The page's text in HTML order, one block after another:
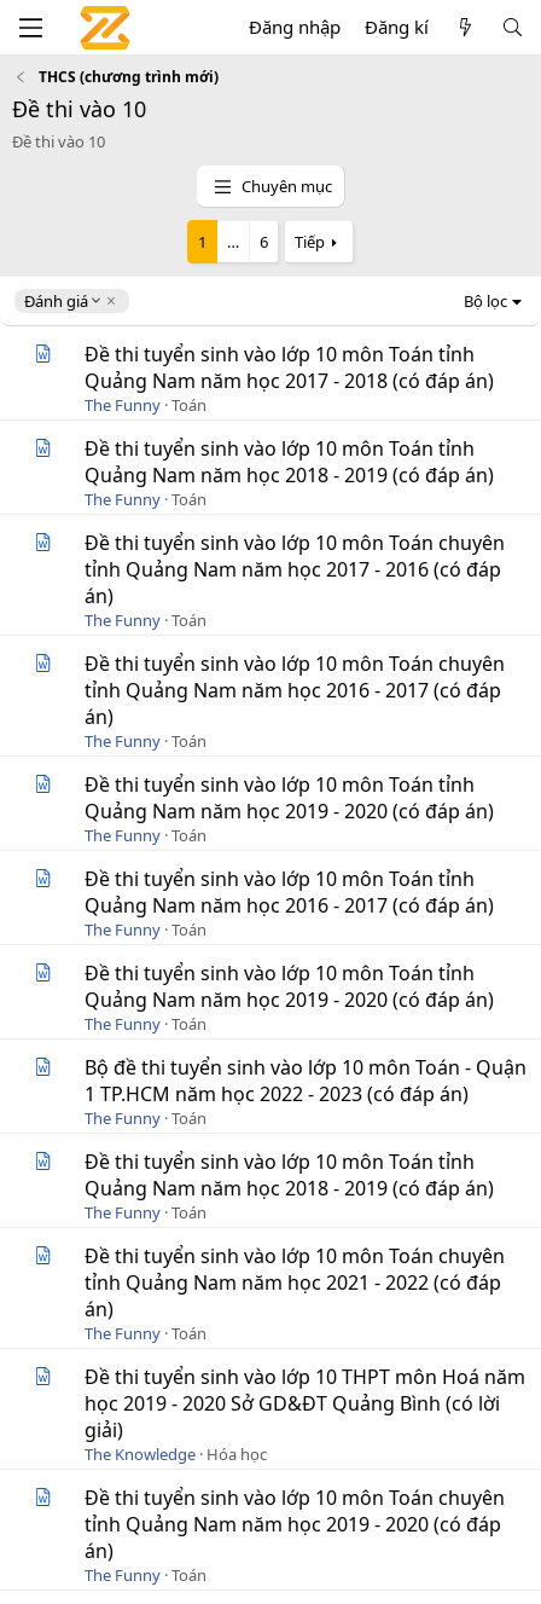
Đăng nhập Đăng kí
THCS (chương trình mới)
Đề thi vào 10
Đề thi vào 10
Chuyên mục
1 … 6 Tiếp
Đánh giá
D
e
Bộ lọc
Đề thi tuyển sinh vào lớp 10 môn Toán tỉnh
Quảng Nam năm học 2017 - 2018 (có đáp án)
The Funny Toán
Đề thi tuyển sinh vào lớp 10 môn Toán tỉnh
Quảng Nam năm học 2018 - 2019 (có đáp án)
The Funny Toán
Đề thi tuyển sinh vào lớp 10 môn Toán chuyên
tỉnh Quảng Nam năm học 2017 - 2016 (có đáp
án)
The Funny Toán
Đề thi tuyển sinh vào lớp 10 môn Toán chuyên
tỉnh Quảng Nam năm học 2016 - 2017 (có đáp
án)
The Funny Toán
Đề thi tuyển sinh vào lớp 10 môn Toán tỉnh
Quảng Nam năm học 2019 - 2020 (có đáp án)
The Funny Toán
Đề thi tuyển sinh vào lớp 10 môn Toán tỉnh
Quảng Nam năm học 2016 - 2017 (có đáp án)
The Funny Toán
Đề thi tuyển sinh vào lớp 10 môn Toán tỉnh
Quảng Nam năm học 2019 - 2020 (có đáp án)
The Funny Toán
Bộ đề thi tuyển sinh vào lớp 10 môn Toán - Quận
1 TP.HCM năm học 2022 - 2023 (có đáp án)
The Funny Toán
Đề thi tuyển sinh vào lớp 10 môn Toán tỉnh
Quảng Nam năm học 2018 - 2019 (có đáp án)
The Funny Toán
Đề thi tuyển sinh vào lớp 10 môn Toán chuyên
tỉnh Quảng Nam năm học 2021 - 2022 (có đáp
án)
The Funny Toán
Đề thi tuyển sinh vào lớp 10 THPT môn Hoá năm
học 2019 - 2020 Sở GD&ĐT Quảng Bình (có lời
giải)
The Knowledge Hóa học
Đề thi tuyển sinh vào lớp 10 môn Toán chuyên
tỉnh Quảng Nam năm học 2019 - 2020 (có đáp
án)
The Funny Toán